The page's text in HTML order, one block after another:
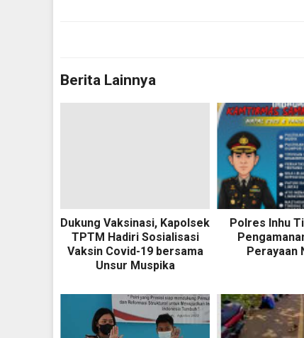
Berita Lainnya
Dukung Vaksinasi, Kapolsek
TPTM Hadiri Sosialisasi
Vaksin Covid-19 bersama
Unsur Muspika
Polres Inhu
Perayaan